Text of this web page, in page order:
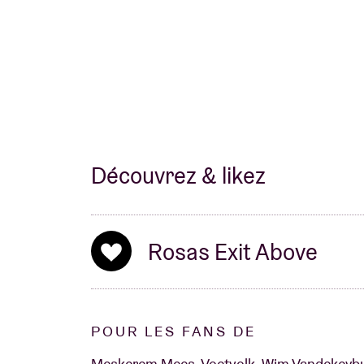
Découvrez & likez
Rosas Exit Above
POUR LES FANS DE